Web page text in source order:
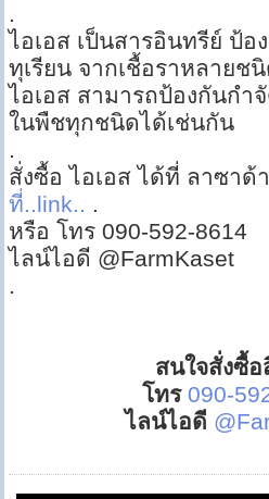
.
ไอเอส เป็นสารอินทรีย์ ป้
ทุเรียน จากเชื้อราหลายช
ไอเอส สามารถป้องกันกำ
ในพืชทุกชนิดได้เช่นกัน
.
สั่งซื้อ ไอเอส ได้ที่ ลาซาด้
ที่..link.. .
หรือ โทร 090-592-8614
ไลน์ไอดี @FarmKaset
.
สนใจสั่งซื้
โทร 090-
ไลน์ไอดี